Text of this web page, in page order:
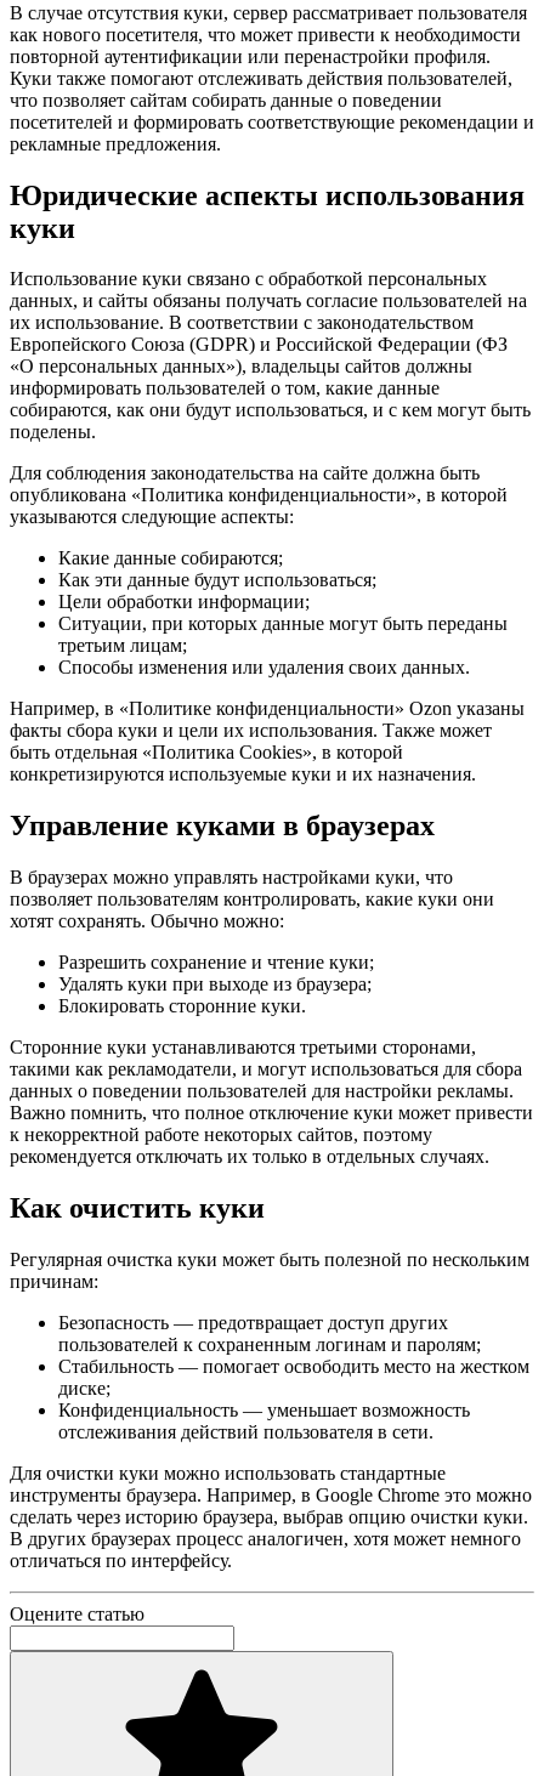
В случае отсутствия куки, сервер рассматривает пользователя
как нового посетителя, что может привести к необходимости
повторной аутентификации или перенастройки профиля.
Куки также помогают отслеживать действия пользователей,
что позволяет сайтам собирать данные о поведении
посетителей и формировать соответствующие рекомендации и
рекламные предложения.
Юридические аспекты использования
куки
Использование куки связано с обработкой персональных
данных, и сайты обязаны получать согласие пользователей на
их использование. В соответствии с законодательством
Европейского Союза (GDPR) и Российской Федерации (ФЗ
«О персональных данных»), владельцы сайтов должны
информировать пользователей о том, какие данные
собираются, как они будут использоваться, и с кем могут быть
поделены.
Для соблюдения законодательства на сайте должна быть
опубликована «Политика конфиденциальности», в которой
указываются следующие аспекты:
Какие данные собираются;
Как эти данные будут использоваться;
Цели обработки информации;
Ситуации, при которых данные могут быть переданы
третьим лицам;
Способы изменения или удаления своих данных.
Например, в «Политике конфиденциальности» Ozon указаны
факты сбора куки и цели их использования. Также может
быть отдельная «Политика Cookies», в которой
конкретизируются используемые куки и их назначения.
Управление куками в браузерах
В браузерах можно управлять настройками куки, что
позволяет пользователям контролировать, какие куки они
хотят сохранять. Обычно можно:
Разрешить сохранение и чтение куки;
Удалять куки при выходе из браузера;
Блокировать сторонние куки.
Сторонние куки устанавливаются третьими сторонами,
такими как рекламодатели, и могут использоваться для сбора
данных о поведении пользователей для настройки рекламы.
Важно помнить, что полное отключение куки может привести
к некорректной работе некоторых сайтов, поэтому
рекомендуется отключать их только в отдельных случаях.
Как очистить куки
Регулярная очистка куки может быть полезной по нескольким
причинам:
Безопасность — предотвращает доступ других
пользователей к сохраненным логинам и паролям;
Стабильность — помогает освободить место на жестком
диске;
Конфиденциальность — уменьшает возможность
отслеживания действий пользователя в сети.
Для очистки куки можно использовать стандартные
инструменты браузера. Например, в Google Chrome это можно
сделать через историю браузера, выбрав опцию очистки куки.
В других браузерах процесс аналогичен, хотя может немного
отличаться по интерфейсу.
Оцените статью